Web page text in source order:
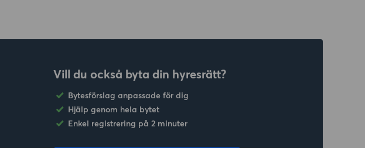
Vill du också byta din hyresrätt?
Bytesförslag anpassade för dig
Hjälp genom hela bytet
Enkel registrering på 2 minuter